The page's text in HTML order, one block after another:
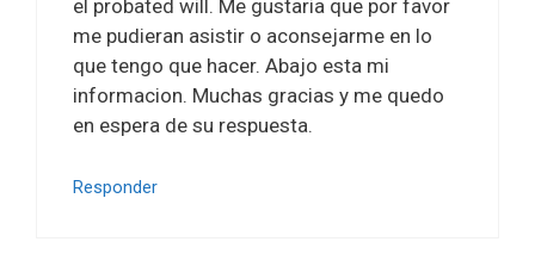
el probated will. Me gustaria que por favor
me pudieran asistir o aconsejarme en lo
que tengo que hacer. Abajo esta mi
informacion. Muchas gracias y me quedo
en espera de su respuesta.
Responder